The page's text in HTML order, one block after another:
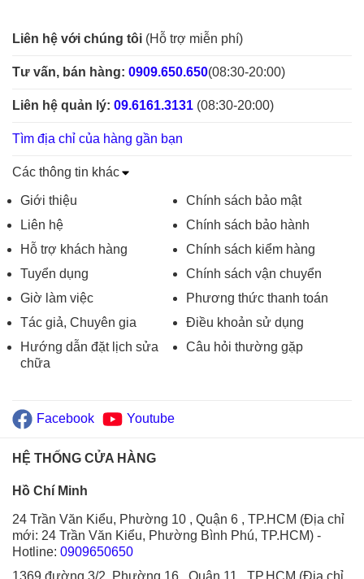
Liên hệ với chúng tôi (Hỗ trợ miễn phí)
Tư vấn, bán hàng: 0909.650.650(08:30-20:00)
Liên hệ quản lý: 09.6161.3131 (08:30-20:00)
Tìm địa chỉ của hàng gần bạn
Các thông tin khác
Giới thiệu
Liên hệ
Hỗ trợ khách hàng
Tuyển dụng
Giờ làm việc
Tác giả, Chuyên gia
Hướng dẫn đặt lịch sửa
chữa
Chính sách bảo mật
Chính sách bảo hành
Chính sách kiểm hàng
Chính sách vận chuyển
Phương thức thanh toán
Điều khoản sử dụng
Câu hỏi thường gặp
Facebook Youtube
HỆ THỐNG CỬA HÀNG
Hồ Chí Minh
24 Trần Văn Kiểu, Phường 10 , Quận 6 , TP.HCM (Địa chỉ
mới: 24 Trần Văn Kiểu, Phường Bình Phú, TP.HCM) -
Hotline: 0909650650
1369 đường 3/2, Phường 16 , Quận 11 , TP.HCM (Địa chỉ